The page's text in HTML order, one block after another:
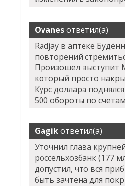
Ovanesответил(а)
Radjay в аптеке
повторений
Произошел выступит
который просто
Курс доллара
500 обороты по
Gagikответил(а)
Уточнил глава
россельхозбанк (177
допустил, что вся
быть зачтена для